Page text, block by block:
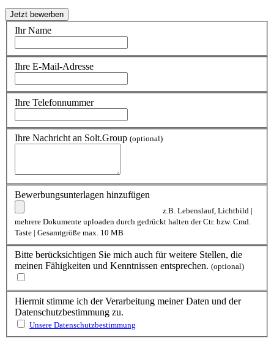
Ihr Name
Ihre E-Mail-Adresse
Ihre Telefonnummer
Ihre Nachricht an Solt.Group (optional)
Bewerbungsunterlagen hinzufügen
z.B. Lebenslauf, Lichtbild |
mehrere Dokumente uploaden durch gedrückt halten der Ctr. bzw. Cmd.
Taste | Gesamtgröße max. 10 MB
Bitte berücksichtigen Sie mich auch für weitere Stellen, die
meinen Fähigkeiten und Kenntnissen entsprechen. (optional)
Hiermit stimme ich der Verarbeitung meiner Daten und der
Datenschutzbestimmung zu.
Unsere Datenschutzbestimmung